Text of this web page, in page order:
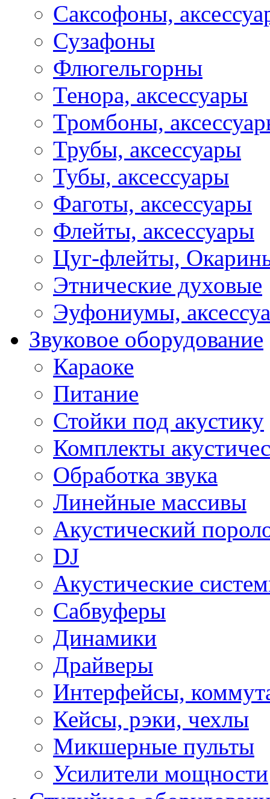
Саксофоны,
Сузафоны
Флюгельгорны
Тенора, аксессуары
Тромбоны,
Трубы, аксессуары
Тубы, аксессуары
Фаготы, аксессуары
Флейты, аксессуары
Цуг-флейты,
Этнические духовые
Эуфониумы,
Звуковое оборудование
Караоке
Питание
Стойки под акустику
Комплекты
Обработка звука
Линейные массивы
Акустический
DJ
Акустические
Сабвуферы
Динамики
Драйверы
Интерфейсы,
Кейсы, рэки, чехлы
Микшерные пульты
Усилители мощности